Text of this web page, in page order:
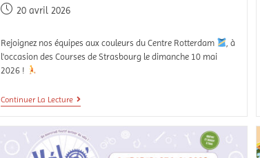
20 avril 2026
Rejoignez nos équipes aux couleurs du Centre Rotterdam
, à
l'occasion des Courses de Strasbourg le dimanche 10 mai
2026 !
Continuer La Lecture